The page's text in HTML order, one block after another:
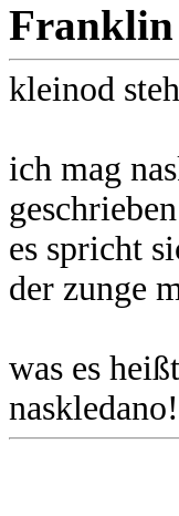
kleinod
ich mag
es spricht
der zunge
was es
naskledano!